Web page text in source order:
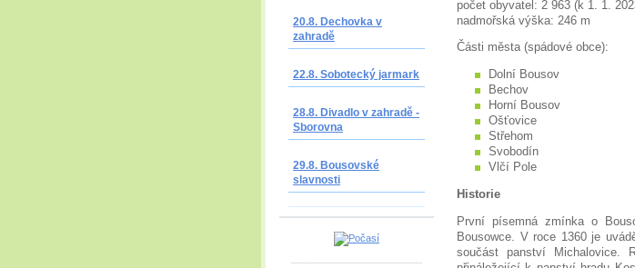
počet obyvatel: 2 963 (k 1. 1.
nadmořská výška: 246 m
Části města (spádové obce):
Dolní Bousov
Bechov
Horní Bousov
Ošťovice
Střehom
Svobodín
Vlčí Pole
Historie
První písemná zmínka o
Bousowce. V roce 1360 je
součást panství Michalovice.
20.8. Dechovka v
zahradě
22.8. Sobotecký jarmark
28.8. Divadlo v zahradě -
Sborovna
29.8. Bousovské
slavnosti